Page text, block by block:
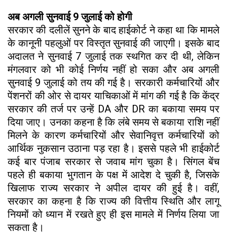
अब अगली सुनवाई 9 जुलाई को होगी
सरकार की दलीलें सुनने के बाद हाईकोर्ट ने कहा था कि मामले
के कानूनी पहलुओं पर विस्तृत सुनवाई की जाएगी। इसके बाद
अदालत ने सुनवाई 7 जुलाई तक स्थगित कर दी थी, लेकिन
मंगलवार को भी कोई निर्णय नहीं हो सका और अब अगली
सुनवाई 9 जुलाई को तय की गई है। सरकारी कर्मचारियों और
पेंशनरों की ओर से दायर याचिकाओं में मांग की गई है कि केंद्र
सरकार की तर्ज पर उन्हें DA और DR का बकाया समय पर
दिया जाए। उनका कहना है कि लंबे समय से बकाया राशि नहीं
मिलने के कारण कर्मचारियों और सेवानिवृत्त कर्मचारियों को
आर्थिक नुकसान उठाना पड़ रहा है। इससे पहले भी हाईकोर्ट
कई बार पंजाब सरकार से जवाब मांग चुका है। सिंगल बेंच
पहले ही बकाया भुगतान के पक्ष में आदेश दे चुकी है, जिसके
खिलाफ राज्य सरकार ने अपील दायर की हुई है। वहीं,
सरकार का कहना है कि राज्य की वित्तीय स्थिति और लागू
नियमों को ध्यान में रखते हुए ही इस मामले में निर्णय लिया जा
सकता है।